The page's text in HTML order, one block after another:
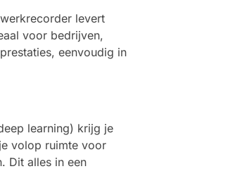
levert
voor bedrijven,
eenvoudig in
learning) krijg je
volop ruimte voor
Dit alles in een